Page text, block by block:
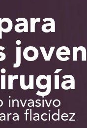
joven
flacidez